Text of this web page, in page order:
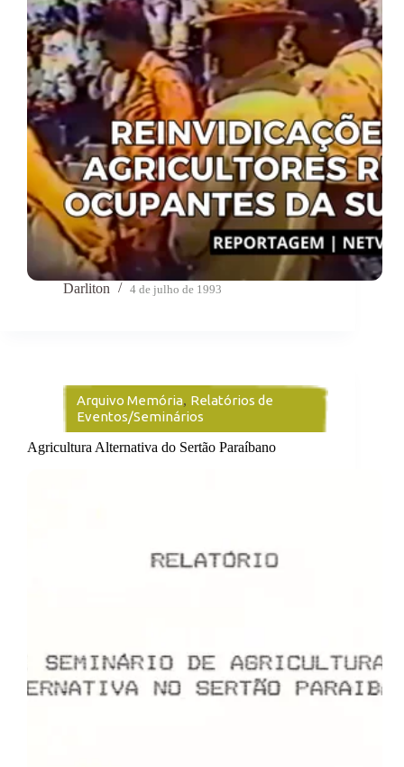
Darliton 4 de julho de 1993
Arquivo Memória, Relatórios de
Eventos/Seminários
Agricultura Alternativa do Sertão Paraíbano